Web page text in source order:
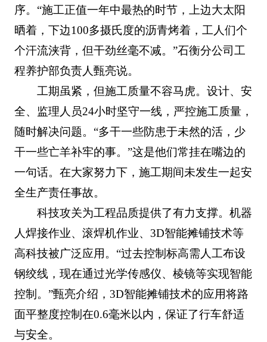
序。“施工正值一年中最热的时节，上边大太阳
晒着，下边100多摄氏度的沥青烤着，工人们个
个汗流浃背，但干劲丝毫不减。”石衡分公司工
程养护部负责人甄亮说。
工期虽紧，但施工质量不容马虎。设计、安
全、监理人员24小时坚守一线，严控施工质量，
随时解决问题。“多干一些防患于未然的活，少
干一些亡羊补牢的事。”这是他们常挂在嘴边的
一句话。在大家努力下，施工期间未发生一起安
全生产责任事故。
科技攻关为工程品质提供了有力支撑。机器
人焊接作业、滚焊机作业、3D智能摊铺技术等
高科技被广泛应用。“过去控制标高需人工布设
钢绞线，现在通过光学传感仪、棱镜等实现智能
控制。”甄亮介绍，3D智能摊铺技术的应用将路
面平整度控制在0.6毫米以内，保证了行车舒适
与安全。